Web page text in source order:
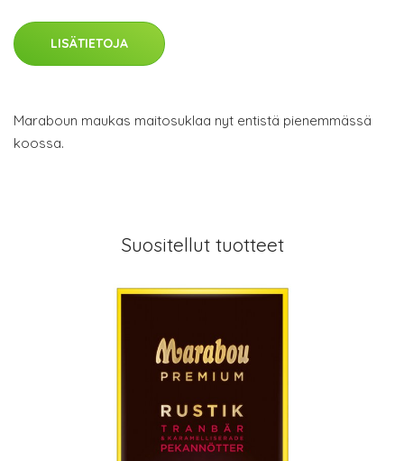
LISÄTIETOJA
Maraboun maukas maitosuklaa nyt entistä pienemmässä
koossa.
Suositellut tuotteet